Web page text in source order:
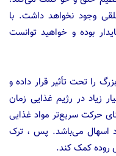
وجود نخواهد داشت. با
بوده و خواهید توانست
را تحت تأثیر قرار داده و
زیاد در رژیم غذایی زمان
حرکت سریع‌تر مواد غذایی
اسهال می‌باشد. پس ، ترک
روده کمک کند.